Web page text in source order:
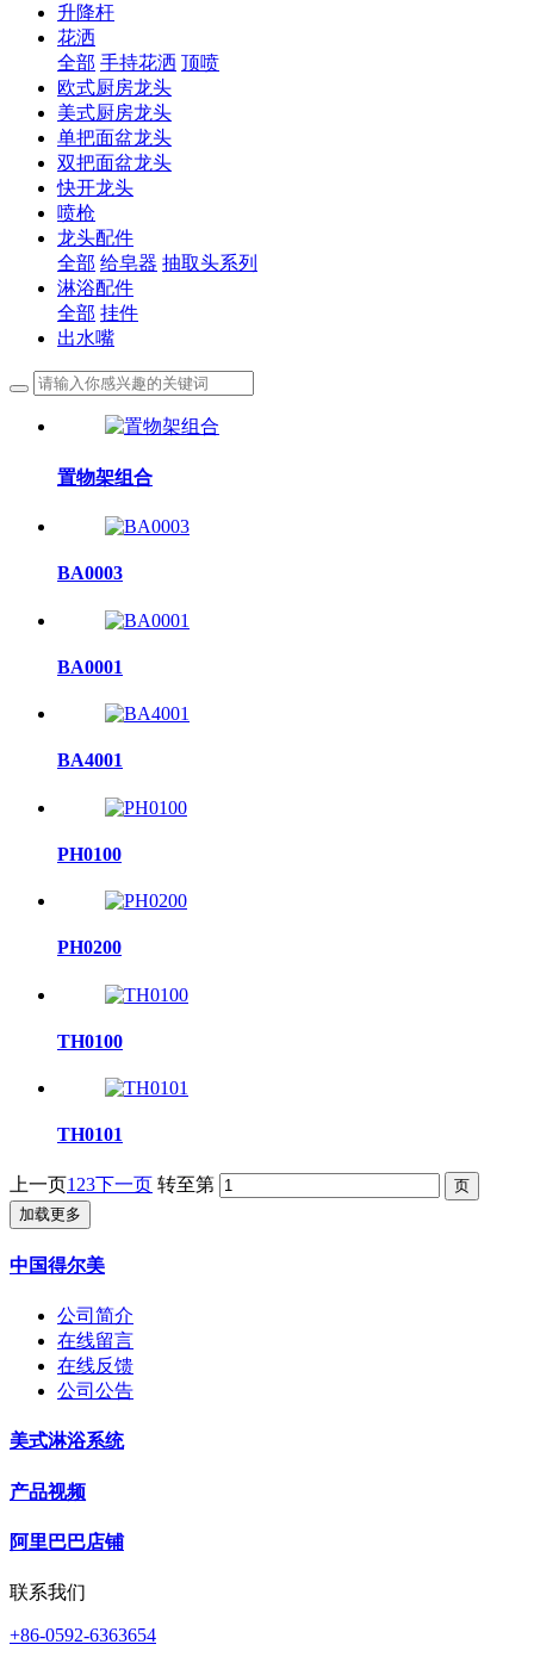
升降杆
花洒
全部 手持花洒 顶喷
欧式厨房龙头
美式厨房龙头
单把面盆龙头
双把面盆龙头
快开龙头
喷枪
龙头配件
全部 给皂器 抽取头系列
淋浴配件
全部 挂件
出水嘴
置物架组合
BA0003
BA0001
BA4001
PH0100
PH0200
TH0100
TH0101
上一页1 23下一页 转至第
加载更多
中国得尔美
公司简介
在线留言
在线反馈
公司公告
美式淋浴系统
产品视频
阿里巴巴店铺
联系我们
+86-0592-6363654